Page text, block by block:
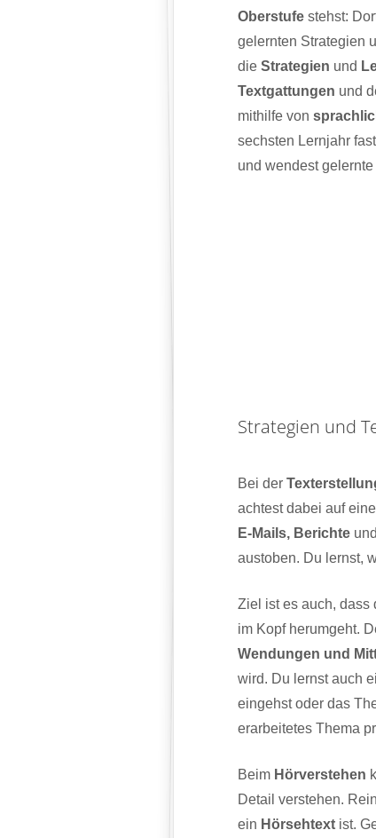
Oberstufestehst:
gelernten Strategien
die Strategien und
Textgattungen und
mithilfe von
sechsten Lernjahr
und wendest
Strategien und
Bei der
achtest dabei auf
E-Mails, Berichteund
austoben. Du lernst,
Ziel ist es auch, dass
im Kopf herumgeht.
Wendungen und
wird. Du lernst auch
eingehst oder das
erarbeitetes Thema
Beim Hörverstehen
Detail verstehen.
ein Hörsehtextist.